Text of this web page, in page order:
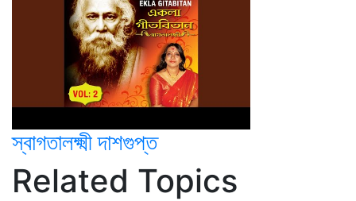
স্বাগতালক্ষ্মী দাশগুপ্ত
Related Topics